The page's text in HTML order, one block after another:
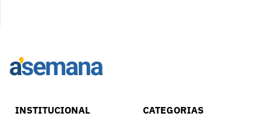
INSTITUCIONAL CATEGORIAS